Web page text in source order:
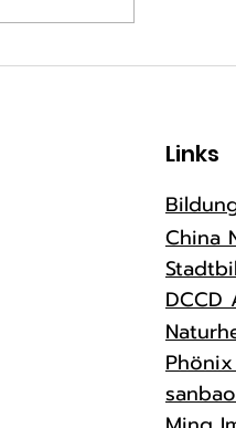
Chinesische
ReutlingenLinks
China
DCCD